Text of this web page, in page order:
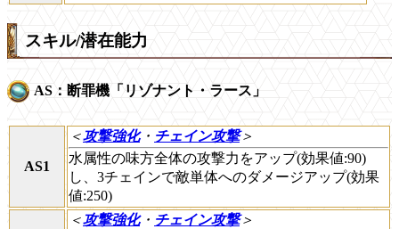
スキル/潜在能力
AS：断罪機「リゾナント・ラース」
AS1
＜攻撃強化・ チェイン攻撃＞
水属性の味方全体の攻撃力をアップ(効果値:90)
し、3チェインで敵単体へのダメージアップ(効果
値:250)
＜攻撃強化・ チェイン攻撃＞